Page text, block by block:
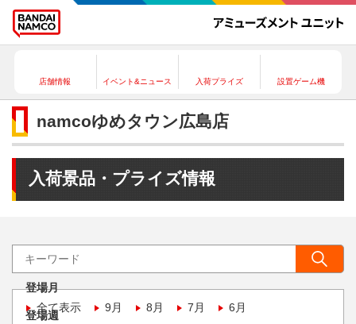
店舗情報 イベント&ニュース 入荷プライズ 設置ゲーム機
namcoゆめタウン広島店
入荷景品・プライズ情報
登場月
全て表示
9月 8月 7月 6月
登場週